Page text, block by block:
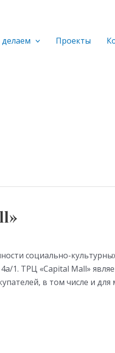
Проекты
социально-
1. ТРЦ «Capital Mall»
в том числе и